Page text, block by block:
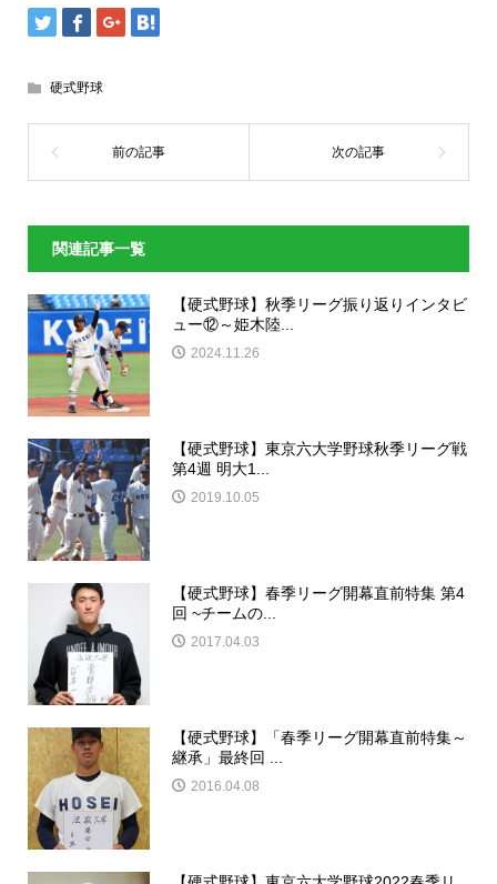
硬式野球
関連記事一覧
【硬式野球】秋季リーグ振り返りインタビ
ュー⑫～姫木陸...
2024.11.26
【硬式野球】東京六大学野球秋季リーグ戦
第4週 明大1...
2019.10.05
【硬式野球】春季リーグ開幕直前特集 第4
回 ~チームの...
2017.04.03
【硬式野球】「春季リーグ開幕直前特集～
継承」最終回 ...
2016.04.08